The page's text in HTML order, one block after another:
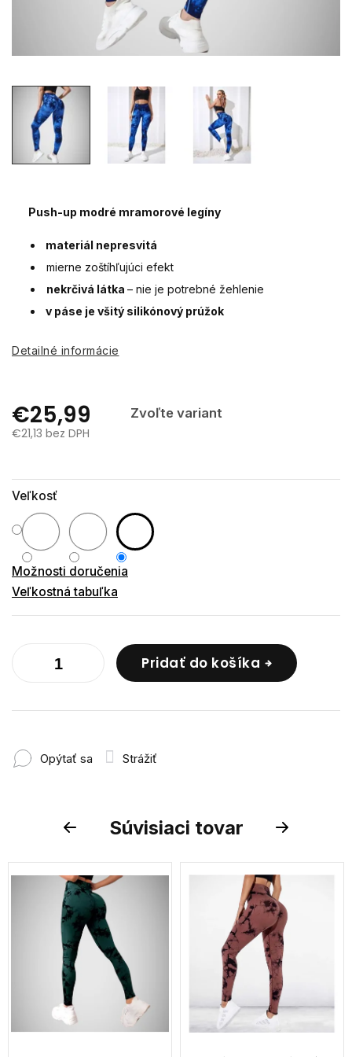
€25,99
Zvoľte variant
€21,13 bez DPH
Veľkosť
Možnosti doručenia
Veľkostná tabuľka
Pridať do košíka
Push-up modré mramorové legíny
materiál nepresvitá
mierne zoštíhľujúci efekt
nekrčivá látka – nie je potrebné žehlenie
v páse je všitý silikónový prúžok
Detailné informácie
Opýtať sa Strážiť
Súvisiaci tovar
Previous Next